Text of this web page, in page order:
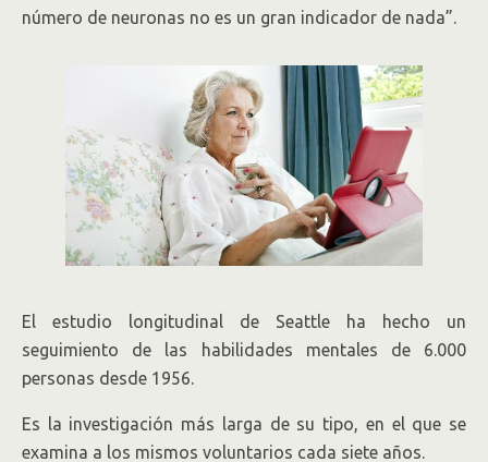
número de neuronas no es un gran indicador de nada”.
El estudio longitudinal de Seattle ha hecho un
seguimiento de las habilidades mentales de 6.000
personas desde 1956.
Es la investigación más larga de su tipo, en el que se
examina a los mismos voluntarios cada siete años.